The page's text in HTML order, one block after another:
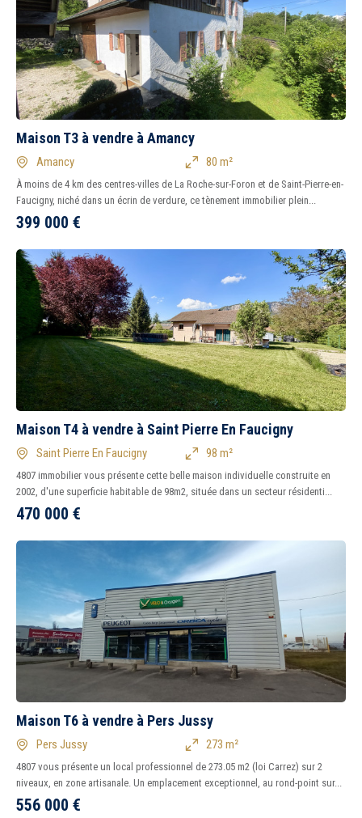
Maison T3 à vendre à Amancy
Amancy 80 m²
À moins de 4 km des centres-villes de La Roche-sur-Foron et de Saint-Pierre-en-
Faucigny, niché dans un écrin de verdure, ce tènement immobilier plein...
399 000 €
Maison T4 à vendre à Saint Pierre En Faucigny
Saint Pierre En Faucigny 98 m²
4807 immobilier vous présente cette belle maison individuelle construite en
2002, d'une superficie habitable de 98m2, située dans un secteur résidenti...
470 000 €
Maison T6 à vendre à Pers Jussy
Pers Jussy 273 m²
4807 vous présente un local professionnel de 273.05 m2 (loi Carrez) sur 2
niveaux, en zone artisanale. Un emplacement exceptionnel, au rond-point sur...
556 000 €